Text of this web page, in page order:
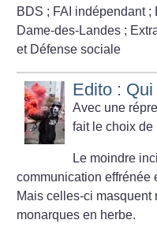
BDS ; FAI indépendant ;
Dame-des-Landes ;
et Défense sociale
Edito :
Avec une
fait le choix de
Le moindre
communication effrénée
Mais celles-ci masquent
monarques en herbe.